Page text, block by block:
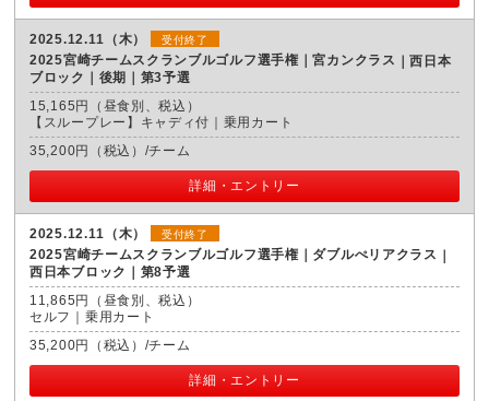
2025.12.11（木） 受付終了
2025宮崎チームスクランブルゴルフ選手権｜宮カンクラス
西日本
ブロック｜後期｜第3予選
15,165円（昼食別、税込）
【スループレー】キャディ付｜乗用カート
35,200円（税込）/チーム
詳細・エントリー
2025.12.11（木） 受付終了
2025宮崎チームスクランブルゴルフ選手権｜ダブルぺリアクラス
西日本ブロック｜第8予選
11,865円（昼食別、税込）
セルフ｜乗用カート
35,200円（税込）/チーム
詳細・エントリー